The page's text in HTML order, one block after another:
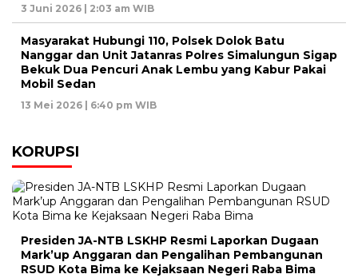
3 Juni 2026 | 2:03 am WIB
Masyarakat Hubungi 110, Polsek Dolok Batu
Nanggar dan Unit Jatanras Polres Simalungun Sigap
Bekuk Dua Pencuri Anak Lembu yang Kabur Pakai
Mobil Sedan
13 Mei 2026 | 6:40 pm WIB
KORUPSI
Presiden JA-NTB LSKHP Resmi Laporkan Dugaan
Mark’up Anggaran dan Pengalihan Pembangunan
RSUD Kota Bima ke Kejaksaan Negeri Raba Bima